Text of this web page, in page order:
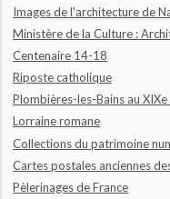
Images de l'architecture de
Ministère de la Culture :
Centenaire 14-18
Riposte catholique
Plombières-les-Bains au XIXe
Lorraine romane
Collections du patrimoine
Cartes postales anciennes
Pèlerinages de France